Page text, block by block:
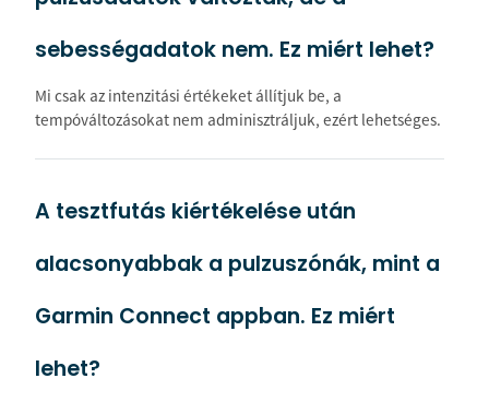
sebességadatok nem. Ez miért lehet?
Mi csak az intenzitási értékeket állítjuk be, a
tempóváltozásokat nem adminisztráljuk, ezért lehetséges.
A tesztfutás kiértékelése után
alacsonyabbak a pulzuszónák, mint a
Garmin Connect appban. Ez miért
lehet?